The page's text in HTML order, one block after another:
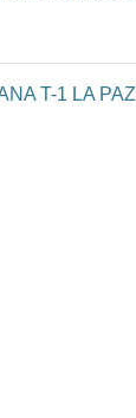
T-1 LA PAZ